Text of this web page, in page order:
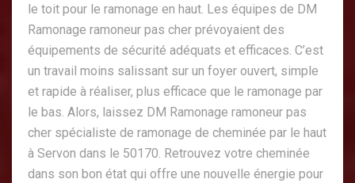
le toit pour le ramonage en haut. Les équipes de DM
Ramonage ramoneur pas cher prévoyaient des
équipements de sécurité adéquats et efficaces. C’est
un travail moins salissant sur un foyer ouvert, simple
et rapide à réaliser, plus efficace que le ramonage par
le bas. Alors, laissez DM Ramonage ramoneur pas
cher spécialiste de ramonage de cheminée par le haut
à Servon dans le 50170. Retrouvez votre cheminée
dans son bon état qui offre une nouvelle énergie pour